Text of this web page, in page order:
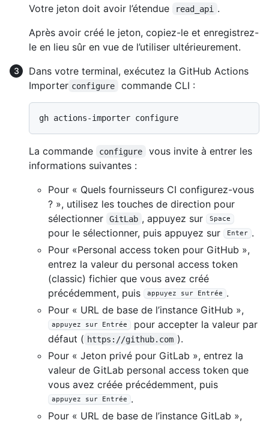
Votre jeton doit avoir l’étendue read_api
.
Après avoir créé le jeton, copiez-le et enregistrez-
le en lieu sûr en vue de l’utiliser ultérieurement.
Dans votre terminal, exécutez la GitHub Actions
Importer configure commande CLI :
La commande configure
vous invite à entrer les
informations suivantes :
Pour « Quels fournisseurs CI configurez-vous
? », utilisez les touches de direction pour
sélectionner
GitLab , appuyez sur Space
pour le sélectionner, puis appuyez sur Enter .
Pour «Personal access token pour GitHub »,
entrez la valeur du personal access token
(classic) fichier que vous avez créé
précédemment, puis
appuyez sur Entrée
.
Pour « URL de base de l’instance GitHub »,
appuyez sur Entrée
pour accepter la valeur par
défaut ( https://github.com ).
Pour « Jeton privé pour GitLab », entrez la
valeur de GitLab personal access token que
vous avez créée précédemment, puis
appuyez sur Entrée
.
Pour « URL de base de l’instance GitLab »,